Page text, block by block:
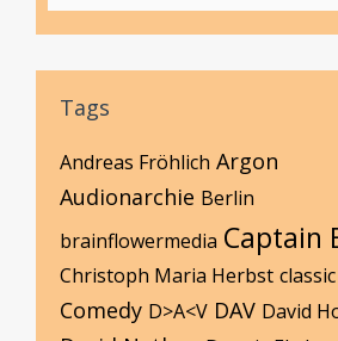
Tags
Andreas Fröhlich Argon
Audionarchie Berlin
brainflowermedia Captain
Christoph Maria Herbst classic
Comedy D>A<V DAV David